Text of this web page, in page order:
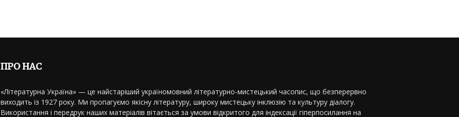
ПРО НАС
«Літературна Україна» — це найстаріший україномовний літературно-мистецький часопис, що безперервно
виходить із 1927 року. Ми пропагуємо якісну літературу, широку мистецьку інклюзію та культуру діалогу.
Використання і передрук наших матеріалів вітається за умови відкритого для індексації гіперпосилання на